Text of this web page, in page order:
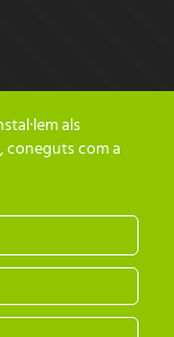
| Preus amb
als
coneguts com a